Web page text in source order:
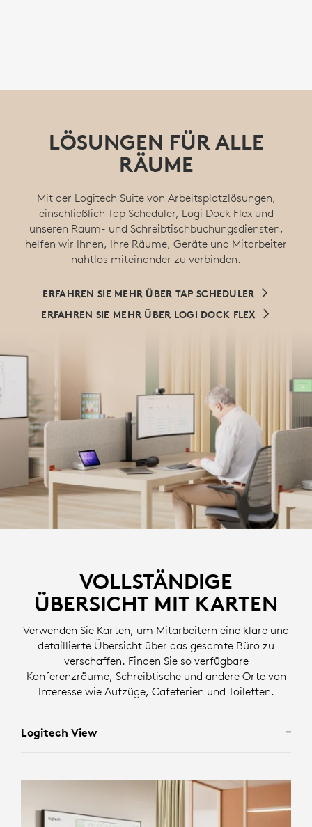
LÖSUNGEN FÜR ALLE
RÄUME
Mit der Logitech Suite von Arbeitsplatzlösungen,
einschließlich Tap Scheduler, Logi Dock Flex und
unseren Raum- und Schreibtischbuchungsdiensten,
helfen wir Ihnen, Ihre Räume, Geräte und Mitarbeiter
nahtlos miteinander zu verbinden.
ERFAHREN SIE MEHR ÜBER TAP SCHEDULER
ERFAHREN SIE MEHR ÜBER LOGI DOCK FLEX
VOLLSTÄNDIGE
ÜBERSICHT MIT KARTEN
Verwenden Sie Karten, um Mitarbeitern eine klare und
detaillierte Übersicht über das gesamte Büro zu
verschaffen. Finden Sie so verfügbare
Konferenzräume, Schreibtische und andere Orte von
Interesse wie Aufzüge, Cafeterien und Toiletten.
Logitech View